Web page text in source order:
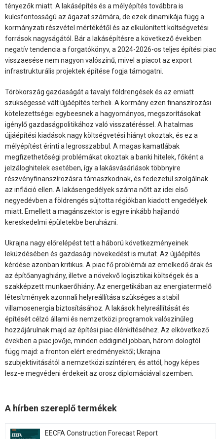
tényezők miatt. A lakásépítés és a mélyépítés továbbra is
kulcsfontosságú az ágazat számára, de ezek dinamikája függ a
kormányzati részvétel mértékétől és az elkülönített költségvetési
források nagyságától. Bár a lakásépítésre a következő években
negatív tendencia a forgatókönyv, a 2024-2026-os teljes építési piac
visszaesése nem nagyon valószínű, mivel a piacot az export
infrastrukturális projektek építése fogja támogatni.
Törökország gazdaságát a tavalyi földrengések és az emiatt
szükségessé vált újjáépítés terheli. A kormány ezen finanszírozási
kötelezettségei egybeesnek a hagyományos, megszorításokat
igénylő gazdaságpolitikához való visszatéréssel. A hatalmas
újjáépítési kiadások nagy költségvetési hiányt okoztak, és ez a
mélyépítést érinti a legrosszabbul. A magas kamatlábak
megfizethetőségi problémákat okoztak a banki hitelek, főként a
jelzáloghitelek esetében, így a lakásvásárlások többnyire
részvényfinanszírozásra támaszkodnak, és fedezetül szolgálnak
az infláció ellen. A lakásengedélyek száma nőtt az idei első
negyedévben a földrengés sújtotta régiókban kiadott engedélyek
miatt. Emellett a magánszektor is egyre inkább hajlandó
kereskedelmi épületekbe beruházni.
Ukrajna nagy előrelépést tett a háború következményeinek
leküzdésében és gazdasági növekedést is mutat. Az újjáépítés
kérdése azonban kritikus. A piac fő problémái az emelkedő árak és
az építőanyaghiány, illetve a növekvő logisztikai költségek és a
szakképzett munkaerőhiány. Az energetikában az energiatermelő
létesítmények azonnali helyreállítása szükséges a stabil
villamosenergia biztosításához. A lakások helyreállítását és
építését célzó állami és nemzetközi programok valószínűleg
hozzájárulnak majd az építési piac élénkítéséhez. Az elkövetkező
években a piac jövője, minden eddiginél jobban, három dologtól
függ majd: a fronton elért eredményektől; Ukrajna
szubjektivitásától a nemzetközi színtéren; és attól, hogy képes
lesz-e megvédeni érdekeit az orosz diplomáciával szemben.
A hírben szereplő termékek
EECFA Construction Forecast Report